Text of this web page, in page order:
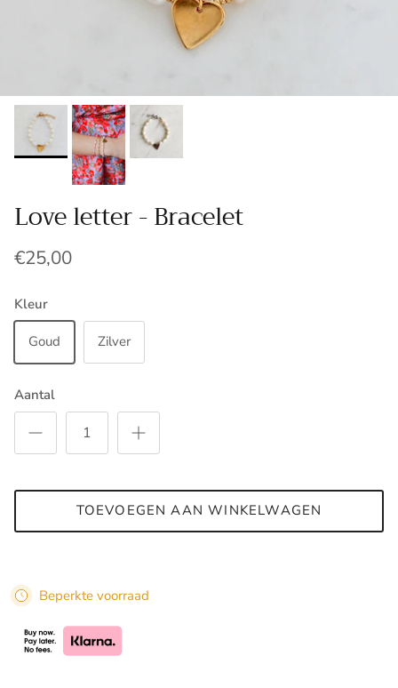
Love letter - Bracelet
€25,00
Kleur
Goud Zilver
Aantal
TOEVOEGEN AAN WINKELWAGEN
Beperkte voorraad